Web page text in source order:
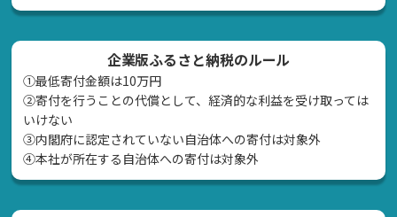
企業版ふるさと納税のルール
①最低寄付金額は10万円
②寄付を行うことの代償として、経済的な利益を受け取っては
いけない
➂内閣府に認定されていない自治体への寄付は対象外
④本社が所在する自治体への寄付は対象外